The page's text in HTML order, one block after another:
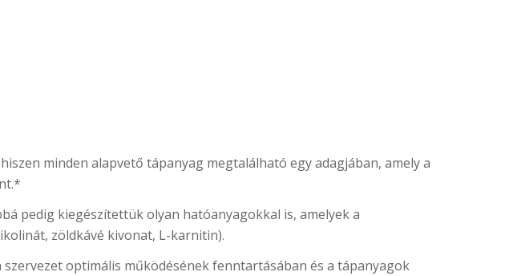
minden alapvető tápanyag megtalálható egy adagjában, amely a
pedig kiegészítettük olyan hatóanyagokkal is, amelyek a
zöldkávé kivonat, L-karnitin).
szervezet optimális működésének fenntartásában és a tápanyagok